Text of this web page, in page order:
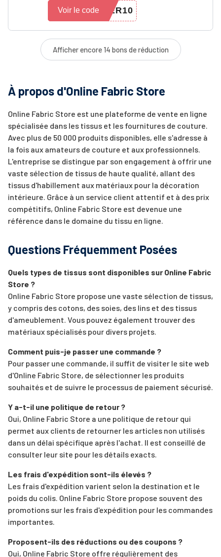
ER10
Voir le code
Afficher encore 14 bons de réduction
À propos d'Online Fabric Store
Online Fabric Store est une plateforme de vente en ligne
spécialisée dans les tissus et les fournitures de couture.
Avec plus de 50 000 produits disponibles, elle s'adresse à
la fois aux amateurs de couture et aux professionnels.
L'entreprise se distingue par son engagement à offrir une
vaste sélection de tissus de haute qualité, allant des
tissus d'habillement aux matériaux pour la décoration
intérieure. Grâce à un service client attentif et à des prix
compétitifs, Online Fabric Store est devenue une
référence dans le domaine du tissu en ligne.
Questions Fréquemment Posées
Quels types de tissus sont disponibles sur Online Fabric
Store ?
Online Fabric Store propose une vaste sélection de tissus,
y compris des cotons, des soies, des lins et des tissus
d'ameublement. Vous pouvez également trouver des
matériaux spécialisés pour divers projets.
Comment puis-je passer une commande ?
Pour passer une commande, il suffit de visiter le site web
d'Online Fabric Store, de sélectionner les produits
souhaités et de suivre le processus de paiement sécurisé.
Y a-t-il une politique de retour ?
Oui, Online Fabric Store a une politique de retour qui
permet aux clients de retourner les articles non utilisés
dans un délai spécifique après l'achat. Il est conseillé de
consulter leur site pour les détails exacts.
Les frais d'expédition sont-ils élevés ?
Les frais d'expédition varient selon la destination et le
poids du colis. Online Fabric Store propose souvent des
promotions sur les frais d'expédition pour les commandes
importantes.
Proposent-ils des réductions ou des coupons ?
Oui, Online Fabric Store offre régulièrement des